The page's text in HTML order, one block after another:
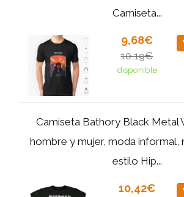
Camiseta...
9,68€
10,19€
disponible
Camiseta Bathory Black Metal
hombre y mujer, moda informal,
estilo Hip...
10,42€